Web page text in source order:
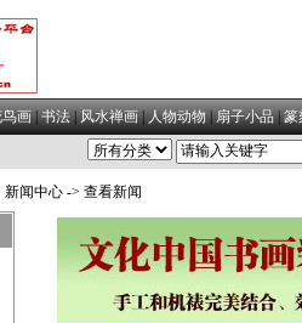
画|书法|风水禅画|人物动物|扇子小品|篆
新闻中心 -> 查看新闻